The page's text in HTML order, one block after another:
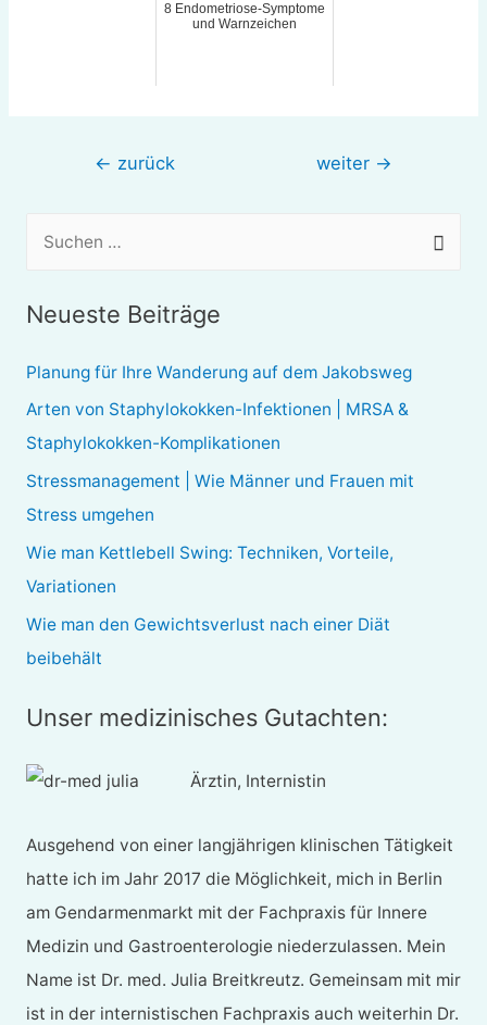
8 Endometriose-Symptome
und Warnzeichen
Beitragsnavigation
← zurück weiter →
e
n
n
Neueste Beiträge
Planung für Ihre Wanderung auf dem Jakobsweg
Arten von Staphylokokken-Infektionen | MRSA &
Staphylokokken-Komplikationen
Stressmanagement | Wie Männer und Frauen mit
Stress umgehen
Wie man Kettlebell Swing: Techniken, Vorteile,
Variationen
Wie man den Gewichtsverlust nach einer Diät
beibehält
Unser medizinisches Gutachten:
Ärztin, Internistin
Ausgehend von einer langjährigen klinischen Tätigkeit
hatte ich im Jahr 2017 die Möglichkeit, mich in Berlin
am Gendarmenmarkt mit der Fachpraxis für Innere
Medizin und Gastroenterologie niederzulassen. Mein
Name ist Dr. med. Julia Breitkreutz. Gemeinsam mit mir
ist in der internistischen Fachpraxis auch weiterhin Dr.